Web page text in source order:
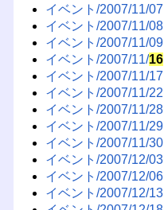
イベント/2007/11/07
イベント/2007/11/08
イベント/2007/11/09
イベント/2007/11/16
イベント/2007/11/17
イベント/2007/11/22
イベント/2007/11/28
イベント/2007/11/29
イベント/2007/11/30
イベント/2007/12/03
イベント/2007/12/06
イベント/2007/12/13